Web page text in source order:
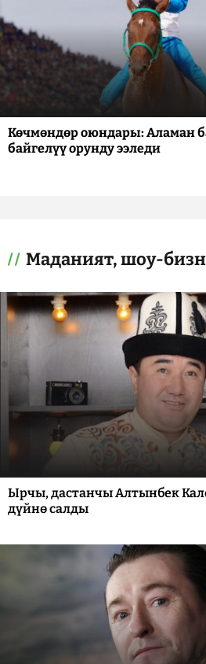
Көчмөндөр оюндары: Аламан
байгелүү орунду ээледи
Маданият, шоу-
Ырчы, дастанчы Алтынбек
дүйнө салды